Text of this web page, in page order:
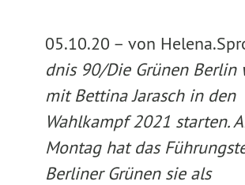
05.10.20 – von
dnis 90/Die Grünen Berlin
mit Bettina Jarasch in den
Wahlkampf 2021 starten.
Montag hat das
Berliner Grünen sie als